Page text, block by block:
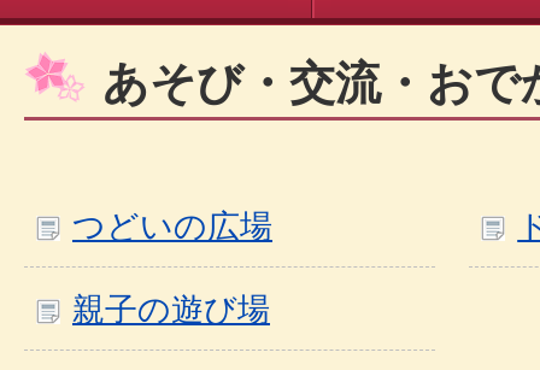
あそび・交流・おで
つどいの広場
親子の遊び場